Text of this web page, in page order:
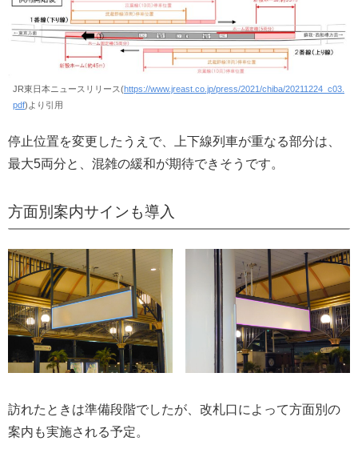
JR東日本ニュースリリース(https://www.jreast.co.jp/press/2021/chiba/20211224_c03.
pdf)より引用
停止位置を変更したうえで、上下線列車が重なる部分は、
最大5両分と、混雑の緩和が期待できそうです。
方面別案内サインも導入
訪れたときは準備段階でしたが、改札口によって方面別の
案内も実施される予定。